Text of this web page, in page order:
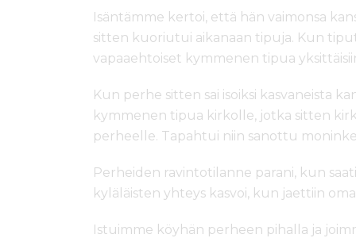
Isäntämme kertoi, että hän vaimonsa
sitten kuoriutui aikanaan tipuja. Kun
vapaaehtoiset kymmenen tipua
Kun perhe sitten sai isoiksi kasvaneista
kymmenen tipua kirkolle, jotka sitten
perheelle. Tapahtui niin sanottu
Perheiden ravintotilanne parani, kun
kyläläisten yhteys kasvoi, kun jaettiin
Istuimme köyhän perheen pihalla ja